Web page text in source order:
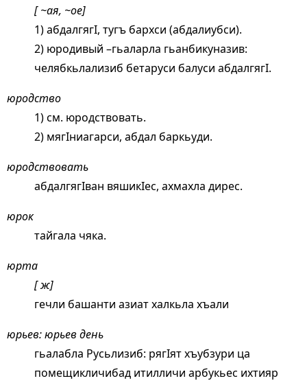
[ ~ая, ~ое]
1) абдалгягI, тугъ бархси (абдалиубси).
2) юродивый –гьаларла гьанбикуназив:
челябкьлализиб бетаруси балуси абдалгягI.
юродство
1) см. юродствовать.
2) мягIниагарси, абдал баркьуди.
юродствовать
абдалгягIван вяшикIес, ахмахла дирес.
юрок
тайгала чяка.
юрта
[ ж]
гечли башанти азиат халкьла хъали
юрьев: юрьев день
гьалабла Русьлизиб: рягIят хъубзури ца
помещикличибад итилличи арбукьес ихтияр